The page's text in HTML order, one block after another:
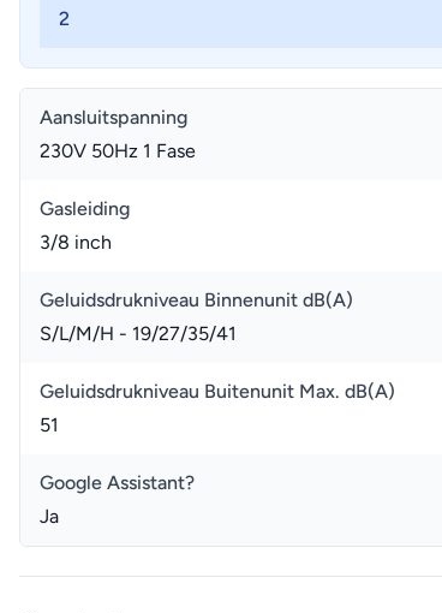
2
Aansluitspanning
230V 50Hz 1 Fase
Gasleiding
3/8 inch
Geluidsdrukniveau Binnenunit dB(A)
S/L/M/H - 19/27/35/41
Geluidsdrukniveau Buitenunit Max. dB(A)
51
Google Assistant?
Ja